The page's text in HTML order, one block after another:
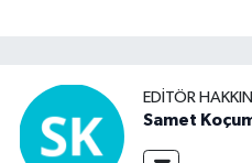
EDITÖR
Samet